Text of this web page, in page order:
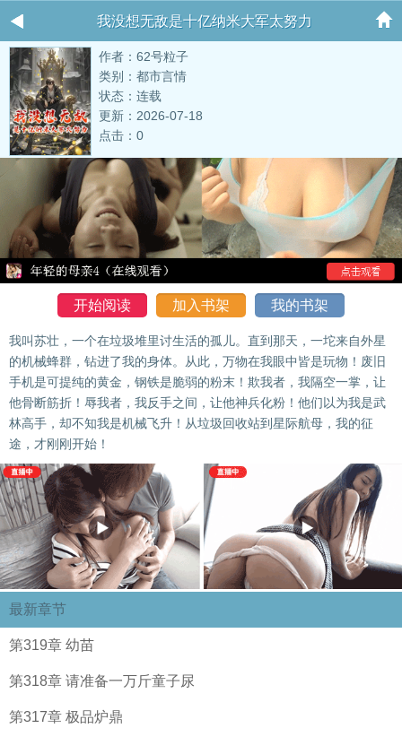
我没想无敌是十亿纳米大军太努力
作者：62号粒子
类别：都市言情
状态：连载
更新：2026-07-18
点击：0
开始阅读 加入书架 我的书架
我叫苏壮，一个在垃圾堆里讨生活的孤儿。直到那天，一坨来自外星
的机械蜂群，钻进了我的身体。从此，万物在我眼中皆是玩物！废旧
手机是可提纯的黄金，钢铁是脆弱的粉末！欺我者，我隔空一掌，让
他骨断筋折！辱我者，我反手之间，让他神兵化粉！他们以为我是武
林高手，却不知我是机械飞升！从垃圾回收站到星际航母，我的征
途，才刚刚开始！
最新章节
第319章 幼苗
第318章 请准备一万斤童子尿
第317章 极品炉鼎